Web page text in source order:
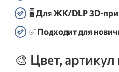
🖥️Для ЖК/DLP 3D-
✅Подходит для
🎨 Цвет,